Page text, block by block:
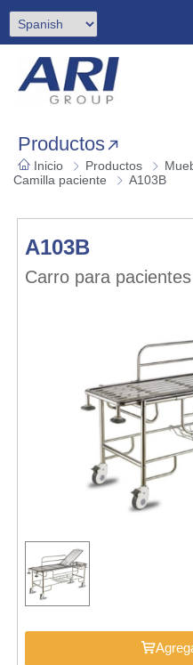
Productos
Inicio Productos
Camilla paciente
A103B
A103B
Carro para